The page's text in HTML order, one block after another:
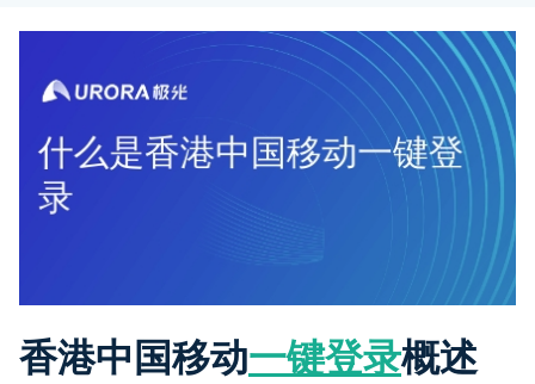
香港中国移动一键登录概述